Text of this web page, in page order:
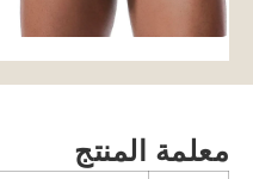
معلمة المنتج